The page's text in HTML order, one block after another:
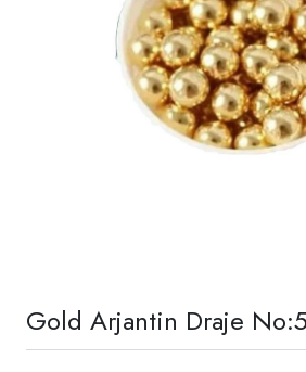
Gold Arjantin Draje